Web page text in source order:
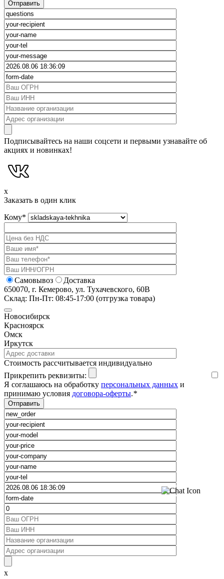
Подписывайтесь на наши соцсети и первыми узнавайте об
акциях и новинках!
x
Заказать в один клик
Кому*
Самовывоз
Доставка
650070, г. Кемерово, ул. Тухачевского, 60В
Склад: Пн-Пт: 08:45-17:00 (отгрузка товара)
Новосибирск
Красноярск
Омск
Иркутск
Cтоимость рассчитывается индивидуально
Прикрепить реквизиты:
Я соглашаюсь на обработку персональных данных и
принимаю условия договора-оферты.*
x